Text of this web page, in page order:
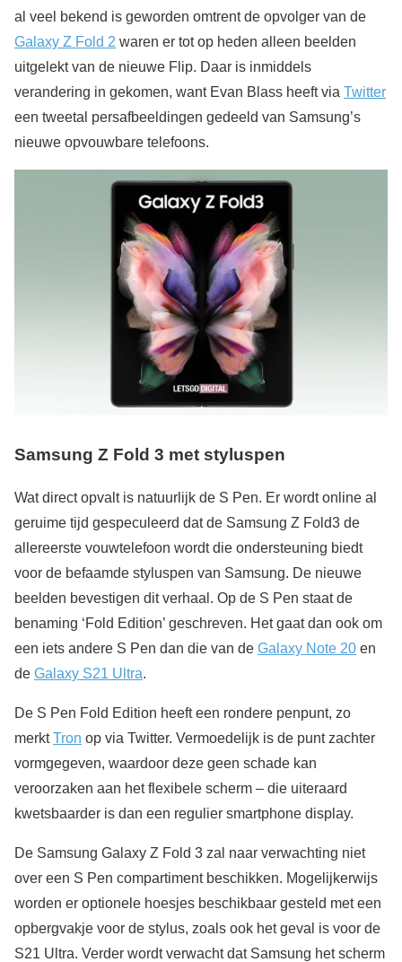
al veel bekend is geworden omtrent de opvolger van de
Galaxy Z Fold 2 waren er tot op heden alleen beelden
uitgelekt van de nieuwe Flip. Daar is inmiddels
verandering in gekomen, want Evan Blass heeft via Twitter
een tweetal persafbeeldingen gedeeld van Samsung’s
nieuwe opvouwbare telefoons.
Samsung Z Fold 3 met styluspen
Wat direct opvalt is natuurlijk de S Pen. Er wordt online al
geruime tijd gespeculeerd dat de Samsung Z Fold3 de
allereerste vouwtelefoon wordt die ondersteuning biedt
voor de befaamde styluspen van Samsung. De nieuwe
beelden bevestigen dit verhaal. Op de S Pen staat de
benaming ‘Fold Edition’ geschreven. Het gaat dan ook om
een iets andere S Pen dan die van de Galaxy Note 20 en
de Galaxy S21 Ultra.
De S Pen Fold Edition heeft een rondere penpunt, zo
merktTron op via Twitter. Vermoedelijk is de punt zachter
vormgegeven, waardoor deze geen schade kan
veroorzaken aan het flexibele scherm – die uiteraard
kwetsbaarder is dan een regulier smartphone display.
De Samsung Galaxy Z Fold 3 zal naar verwachting niet
over een S Pen compartiment beschikken. Mogelijkerwijs
worden er optionele hoesjes beschikbaar gesteld met een
opbergvakje voor de stylus, zoals ook het geval is voor de
S21 Ultra. Verder wordt verwacht dat Samsung het scherm